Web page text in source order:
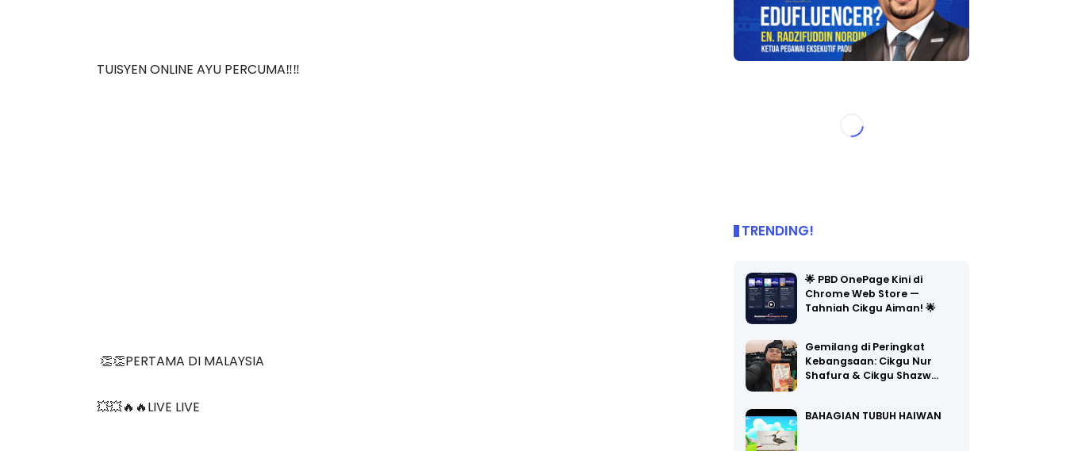
TUISYEN ONLINE AYU PERCUMA‼️‼️
👏👏PERTAMA DI MALAYSIA
💥💥🔥🔥LIVE LIVE
TRENDING!
🌟 PBD OnePage Kini di
Chrome Web Store —
Tahniah Cikgu Aiman! 🌟
Gemilang di Peringkat
Kebangsaan: Cikgu Nur
Shafura & Cikgu Shazw…
BAHAGIAN TUBUH HAIWAN